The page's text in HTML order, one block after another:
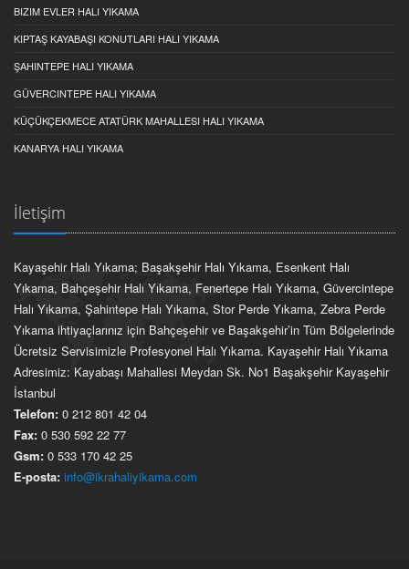
BIZIM EVLER HALI YIKAMA
KIPTAŞ KAYABAŞI KONUTLARI HALI YIKAMA
ŞAHINTEPE HALI YIKAMA
GÜVERCINTEPE HALI YIKAMA
KÜÇÜKÇEKMECE ATATÜRK MAHALLESI HALI YIKAMA
KANARYA HALI YIKAMA
İletişim
Kayaşehir Halı Yıkama; Başakşehir Halı Yıkama, Esenkent Halı
Yıkama, Bahçeşehir Halı Yıkama, Fenertepe Halı Yıkama, Güvercintepe
Halı Yıkama, Şahintepe Halı Yıkama, Stor Perde Yıkama, Zebra Perde
Yıkama ihtiyaçlarınız için Bahçeşehir ve Başakşehir’in Tüm Bölgelerinde
Ücretsiz Servisimizle Profesyonel Halı Yıkama. Kayaşehir Halı Yıkama
Adresimiz: Kayabaşı Mahallesi Meydan Sk. No1 Başakşehir Kayaşehir
İstanbul
Telefon: 0 212 801 42 04
Fax: 0 530 592 22 77
Gsm: 0 533 170 42 25
E-posta: info@ikrahaliyikama.com